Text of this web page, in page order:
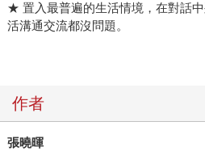
★ 置入最普遍的生活情境，在對話
活溝通交流都沒問題。
作者
張曉暉